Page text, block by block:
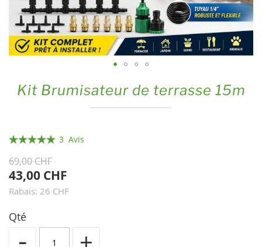
to
of
images
gallery
Kit Brumisateur de terrasse 15m
Évaluation:3 Avis
69,00 CHF
43,00 CHF
Rabais: 26 CHF
Qté